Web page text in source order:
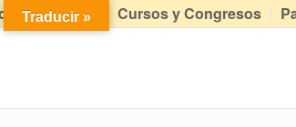
didácticas Cursos y Congresos
Traducir »